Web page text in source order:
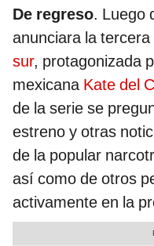
De regreso. Luego
anunciara la
sur, protagonizada
mexicana Kate del
de la serie se
estreno y otras
de la popular
así como de otros
activamente en la